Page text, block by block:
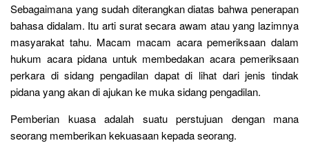
Sebagaimana yang sudah diterangkan diatas bahwa penerapan
bahasa didalam. Itu arti surat secara awam atau yang lazimnya
masyarakat tahu. Macam macam acara pemeriksaan dalam
hukum acara pidana untuk membedakan acara pemeriksaan
perkara di sidang pengadilan dapat di lihat dari jenis tindak
pidana yang akan di ajukan ke muka sidang pengadilan.
Pemberian kuasa adalah suatu perstujuan dengan mana
seorang memberikan kekuasaan kepada seorang.